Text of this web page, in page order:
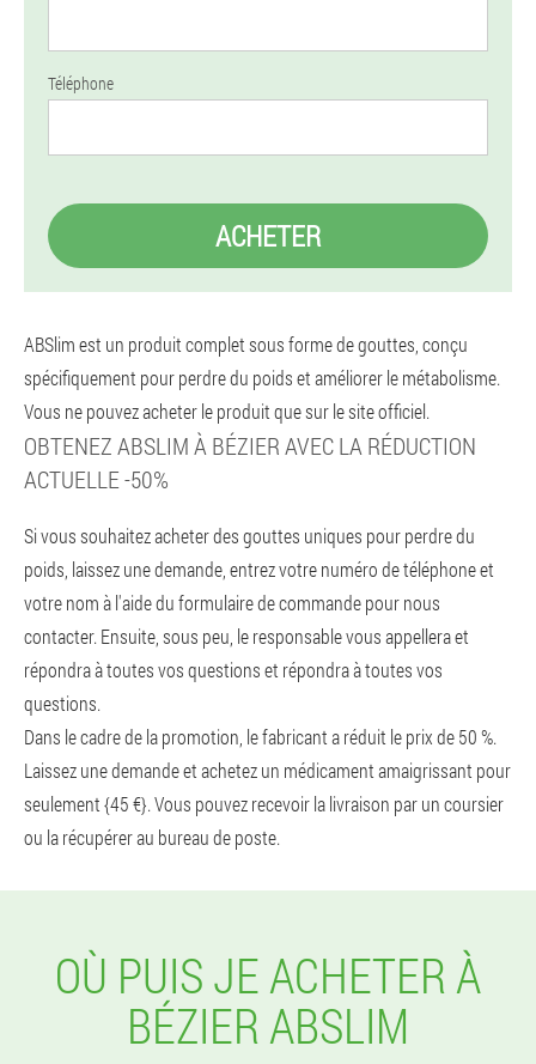
Téléphone
ACHETER
ABSlim est un produit complet sous forme de gouttes, conçu
spécifiquement pour perdre du poids et améliorer le métabolisme.
Vous ne pouvez acheter le produit que sur le site officiel.
OBTENEZ ABSLIM À BÉZIER AVEC LA RÉDUCTION
ACTUELLE -50%
Si vous souhaitez acheter des gouttes uniques pour perdre du
poids, laissez une demande, entrez votre numéro de téléphone et
votre nom à l'aide du formulaire de commande pour nous
contacter. Ensuite, sous peu, le responsable vous appellera et
répondra à toutes vos questions et répondra à toutes vos
questions.
Dans le cadre de la promotion, le fabricant a réduit le prix de 50 %.
Laissez une demande et achetez un médicament amaigrissant pour
seulement {45 €}. Vous pouvez recevoir la livraison par un coursier
ou la récupérer au bureau de poste.
OÙ PUIS JE ACHETER À
BÉZIER ABSLIM